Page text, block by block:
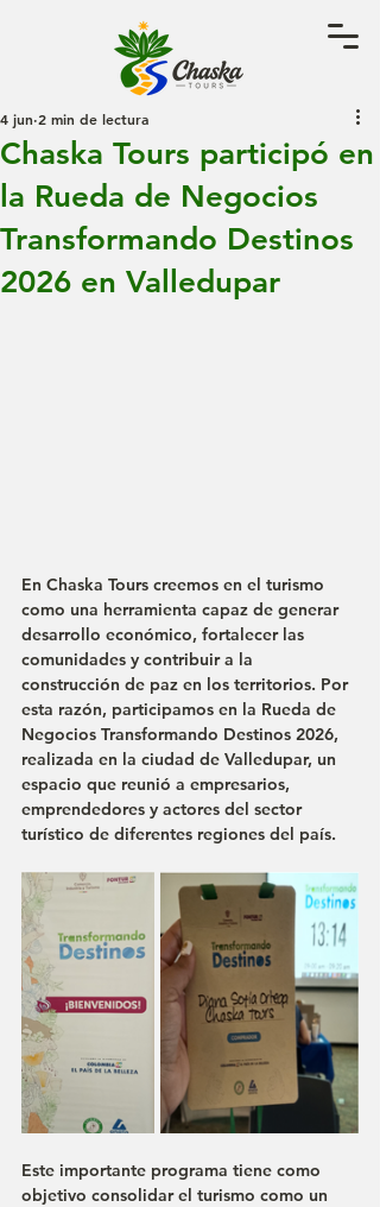
Chaska Tours participó en
la Rueda de Negocios
Transformando Destinos
2026 en Valledupar
4 jun 2 min de lectura
En Chaska Tours creemos en el turismo
como una herramienta capaz de generar
desarrollo económico, fortalecer las
comunidades y contribuir a la
construcción de paz en los territorios. Por
esta razón, participamos en la Rueda de
Negocios Transformando Destinos 2026,
realizada en la ciudad de Valledupar, un
espacio que reunió a empresarios,
emprendedores y actores del sector
turístico de diferentes regiones del país.
Este importante programa tiene como
objetivo consolidar el turismo como un